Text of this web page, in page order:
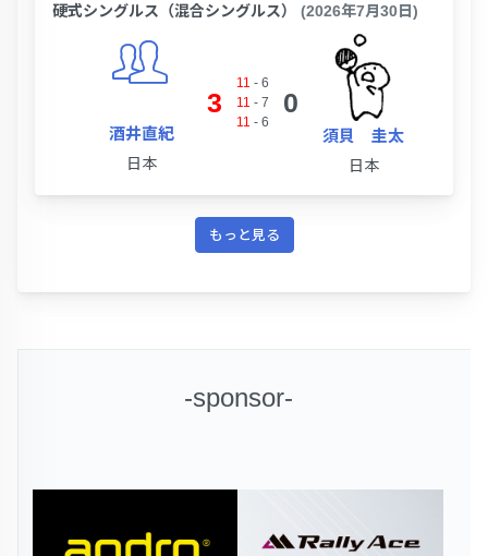
硬式シングルス（混合シングルス） (2026年7月30日)
酒井直紀
日本
3
11 - 6
11 - 7
11 - 6
0
須貝 圭太
日本
もっと見る
-sponsor-